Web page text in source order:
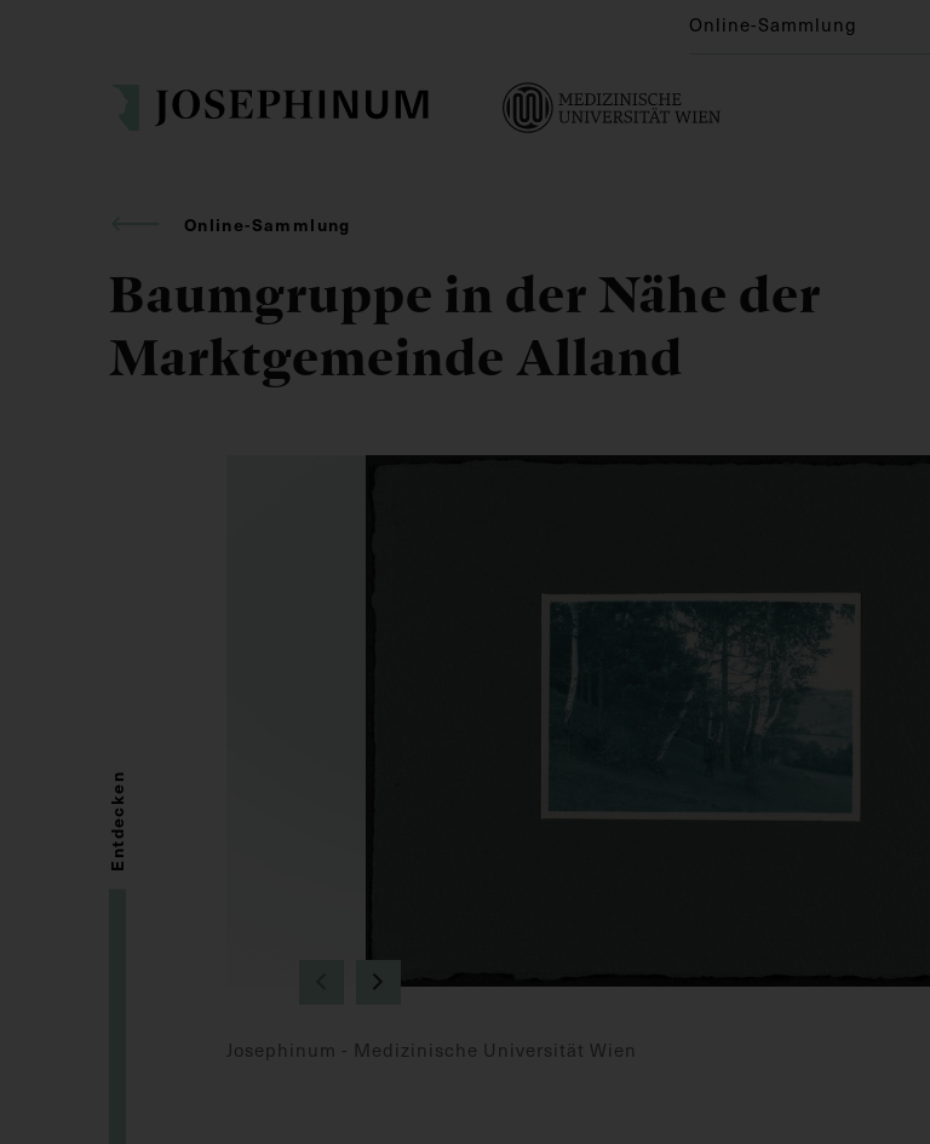
Online-Sammlung
Online-Sammlung
Baumgruppe in der Nähe der
Marktgemeinde Alland
Josephinum - Medizinische Universität Wien
Entdecken